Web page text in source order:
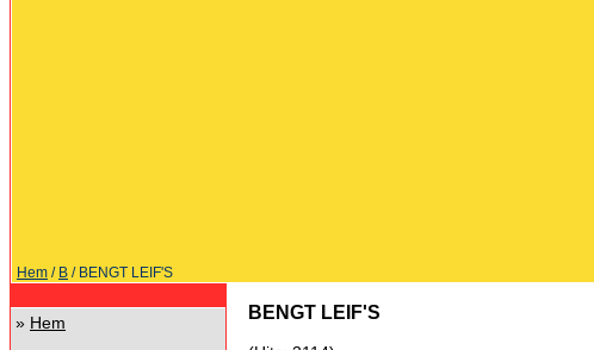
Hem / B / BENGT LEIF'S
» Hem
BENGT LEIF'S